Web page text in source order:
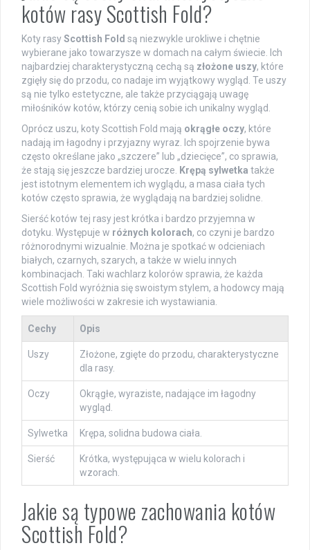
kotów rasy Scottish Fold?
Koty rasyScottish Fold są niezwykle urokliwe i chętnie
wybierane jako towarzysze w domach na całym świecie. Ich
najbardziej charakterystyczną cechą są złożone uszy, które
zgięły się do przodu, co nadaje im wyjątkowy wygląd. Te uszy
są nie tylko estetyczne, ale także przyciągają uwagę
miłośników kotów, którzy cenią sobie ich unikalny wygląd.
Oprócz uszu, koty Scottish Fold mają okrągłe oczy, które
nadają im łagodny i przyjazny wyraz. Ich spojrzenie bywa
często określane jako „szczere” lub „dziecięce”, co sprawia,
że stają się jeszcze bardziej urocze.
Krępą sylwetka także
jest istotnym elementem ich wyglądu, a masa ciała tych
kotów często sprawia, że wyglądają na bardziej solidne.
Sierść kotów tej rasy jest krótka i bardzo przyjemna w
dotyku. Występuje w różnych kolorach, co czyni je bardzo
różnorodnymi wizualnie. Można je spotkać w odcieniach
białych, czarnych, szarych, a także w wielu innych
kombinacjach. Taki wachlarz kolorów sprawia, że każda
Scottish Fold wyróżnia się swoistym stylem, a hodowcy mają
wiele możliwości w zakresie ich wystawiania.
Cechy Opis
Uszy
Złożone, zgięte do przodu, charakterystyczne
dla rasy.
Oczy
Okrągłe, wyraziste, nadające im łagodny
wygląd.
Sylwetka Krępa, solidna budowa ciała.
Sierść
Krótka, występująca w wielu kolorach i
wzorach.
Jakie są typowe zachowania kotów
Scottish Fold?